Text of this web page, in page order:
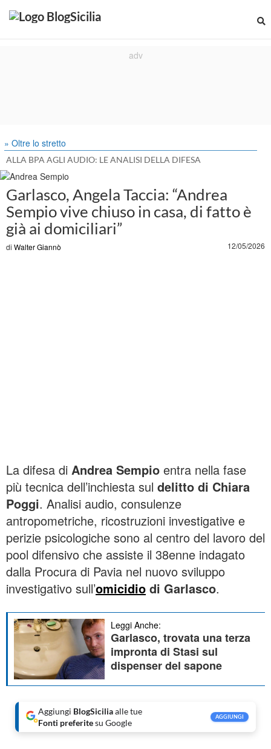
» Oltre lo stretto
ALLA BPA AGLI AUDIO: LE ANALISI DELLA DIFESA
Garlasco, Angela Taccia: “Andrea
Sempio vive chiuso in casa, di fatto è
già ai domiciliari”
di Walter Giannò 12/05/2026
La difesa di Andrea Sempio entra nella fase
più tecnica dell’inchiesta sul delitto di Chiara
Poggi. Analisi audio, consulenze
antropometriche, ricostruzioni investigative e
perizie psicologiche sono al centro del lavoro del
pool difensivo che assiste il 38enne indagato
dalla Procura di Pavia nel nuovo sviluppo
investigativo sull’omicidio di Garlasco.
Leggi Anche:
Garlasco, trovata una terza
impronta di Stasi sul
dispenser del sapone
Aggiungi BlogSiciliaalle tue
Fonti preferitesu Google
AGGIUNGI